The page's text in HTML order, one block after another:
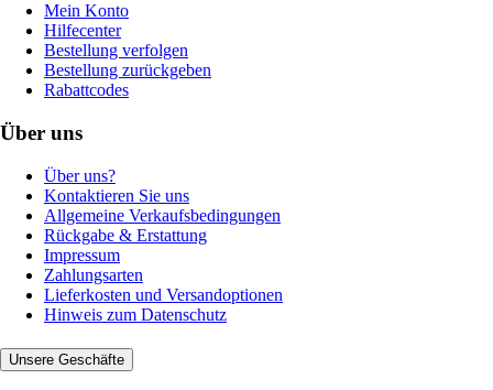
Mein Konto
Hilfecenter
Bestellung verfolgen
Bestellung zurückgeben
Rabattcodes
Über uns
Über uns?
Kontaktieren Sie uns
Allgemeine Verkaufsbedingungen
Rückgabe & Erstattung
Impressum
Zahlungsarten
Lieferkosten und Versandoptionen
Hinweis zum Datenschutz
Unsere Geschäfte